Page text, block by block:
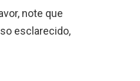
note que
esclarecido,